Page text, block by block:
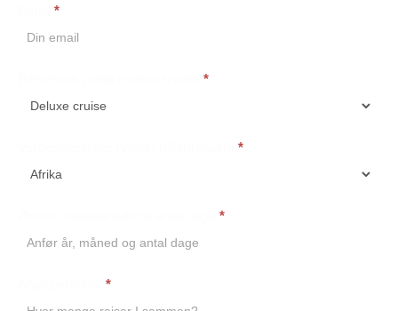
*
*
*
*
*